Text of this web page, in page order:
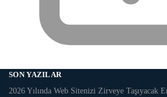
SON YAZILAR
2026 Yılında Web Sitenizi Zirveye Taşıyacak